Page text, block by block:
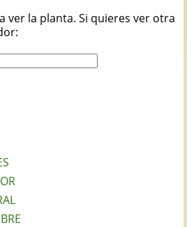
ver la planta. Si quieres ver otra